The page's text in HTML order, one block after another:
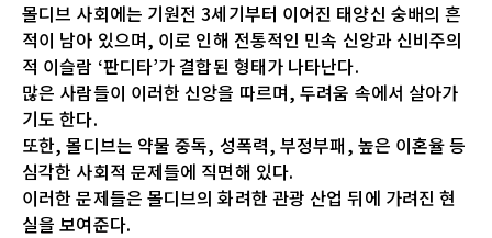
몰디브 사회에는 기원전 3세기부터 이어진 태양신 숭배의 흔
적이 남아 있으며, 이로 인해 전통적인 민속 신앙과 신비주의
적 이슬람 ‘판디타’가 결합된 형태가 나타난다.
많은 사람들이 이러한 신앙을 따르며, 두려움 속에서 살아가
기도 한다.
또한, 몰디브는 약물 중독, 성폭력, 부정부패, 높은 이혼율 등
심각한 사회적 문제들에 직면해 있다.
이러한 문제들은 몰디브의 화려한 관광 산업 뒤에 가려진 현
실을 보여준다.